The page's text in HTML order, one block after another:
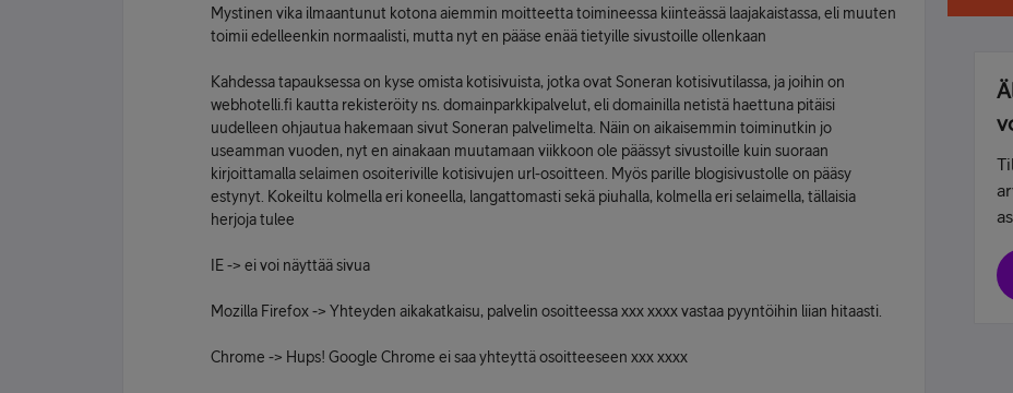
Mystinen vika ilmaantunut kotona aiemmin moitteetta toimineessa kiinteässä laajakaistassa, eli muuten
toimii edelleenkin normaalisti, mutta nyt en pääse enää tietyille sivustoille ollenkaan
Kahdessa tapauksessa on kyse omista kotisivuista, jotka ovat Soneran kotisivutilassa, ja joihin on
webhotelli.fi kautta rekisteröity ns. domainparkkipalvelut, eli domainilla netistä haettuna pitäisi
uudelleen ohjautua hakemaan sivut Soneran palvelimelta. Näin on aikaisemmin toiminutkin jo
useamman vuoden, nyt en ainakaan muutamaan viikkoon ole päässyt sivustoille kuin suoraan
kirjoittamalla selaimen osoiteriville kotisivujen url-osoitteen. Myös parille blogisivustolle on pääsy
estynyt. Kokeiltu kolmella eri koneella, langattomasti sekä piuhalla, kolmella eri selaimella, tällaisia
herjoja tulee
IE -> ei voi näyttää sivua
Mozilla Firefox -> Yhteyden aikakatkaisu, palvelin osoitteessa xxx xxxx vastaa pyyntöihin liian hitaasti.
Chrome -> Hups! Google Chrome ei saa yhteyttä osoitteeseen xxx xxxx